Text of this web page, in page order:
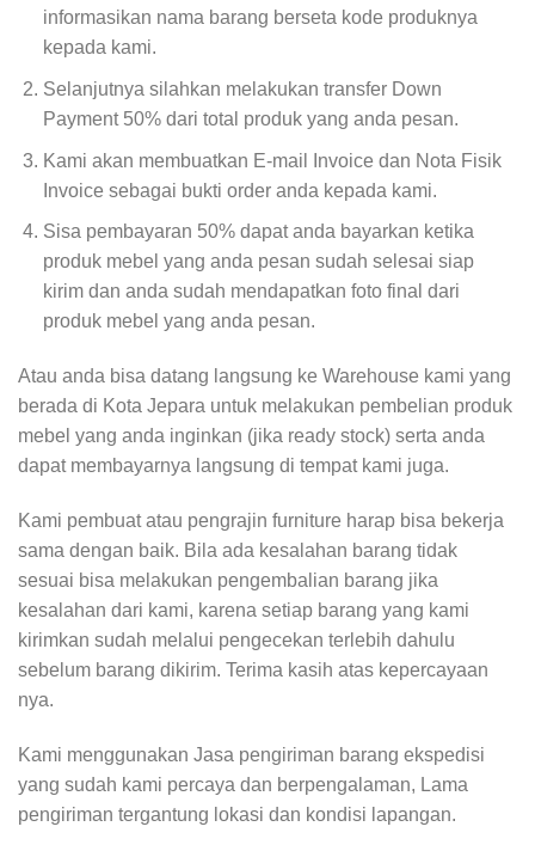
informasikan nama barang berseta kode produknya
kepada kami.
Selanjutnya silahkan melakukan transfer Down
Payment 50% dari total produk yang anda pesan.
Kami akan membuatkan E-mail Invoice dan Nota Fisik
Invoice sebagai bukti order anda kepada kami.
Sisa pembayaran 50% dapat anda bayarkan ketika
produk mebel yang anda pesan sudah selesai siap
kirim dan anda sudah mendapatkan foto final dari
produk mebel yang anda pesan.
Atau anda bisa datang langsung ke Warehouse kami yang
berada di Kota Jepara untuk melakukan pembelian produk
mebel yang anda inginkan (jika ready stock) serta anda
dapat membayarnya langsung di tempat kami juga.
Kami pembuat atau pengrajin furniture harap bisa bekerja
sama dengan baik. Bila ada kesalahan barang tidak
sesuai bisa melakukan pengembalian barang jika
kesalahan dari kami, karena setiap barang yang kami
kirimkan sudah melalui pengecekan terlebih dahulu
sebelum barang dikirim. Terima kasih atas kepercayaan
nya.
Kami menggunakan Jasa pengiriman barang ekspedisi
yang sudah kami percaya dan berpengalaman, Lama
pengiriman tergantung lokasi dan kondisi lapangan.